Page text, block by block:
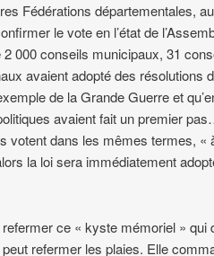
Fédérations départementales,
le vote en l’état de
2 000 conseils municipaux, 31
avaient adopté des résolutions
de la Grande Guerre et
avaient fait un premier
votent dans les mêmes termes, «
la loi sera immédiatement
ce « kyste mémoriel » qui
refermer les plaies. Elle